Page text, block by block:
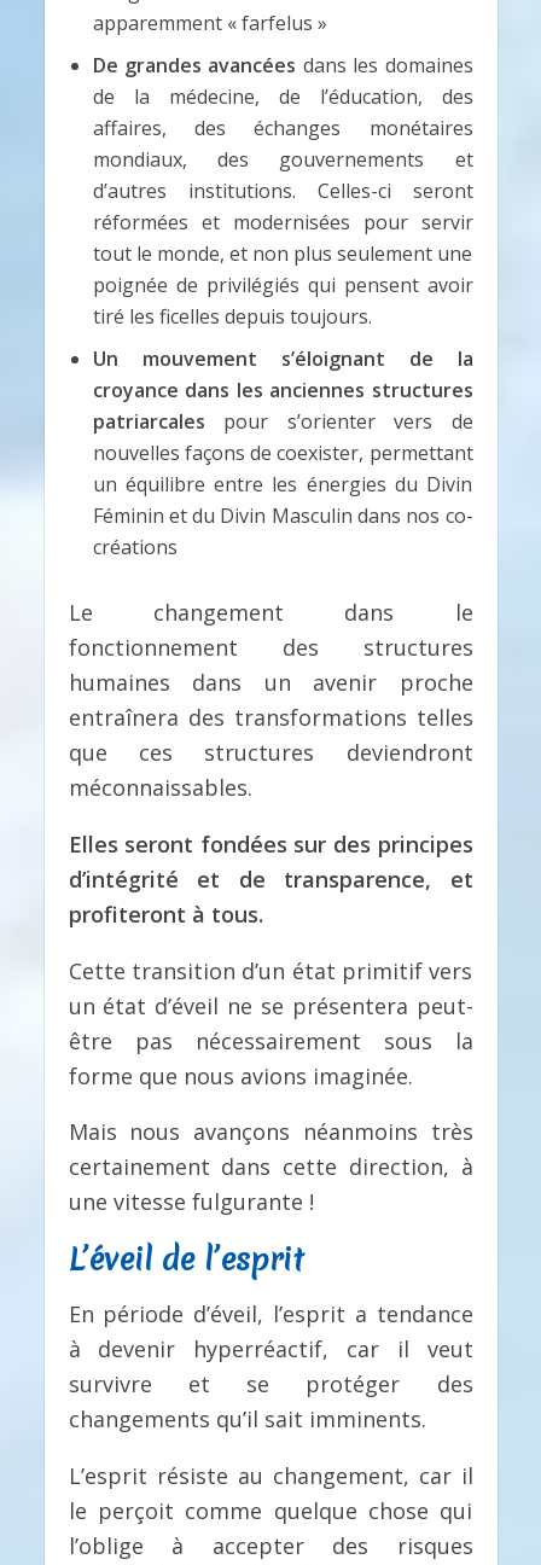
apparemment « farfelus »
De grandes avancées dans les domaines
de la médecine, de l’éducation, des
affaires, des échanges monétaires
mondiaux, des gouvernements et
d’autres institutions. Celles-ci seront
réformées et modernisées pour servir
tout le monde, et non plus seulement une
poignée de privilégiés qui pensent avoir
tiré les ficelles depuis toujours.
Un mouvement s’éloignant de la
croyance dans les anciennes structures
patriarcales pour s’orienter vers de
nouvelles façons de coexister, permettant
un équilibre entre les énergies du Divin
Féminin et du Divin Masculin dans nos co-
créations
Le changement dans le
fonctionnement des structures
humaines dans un avenir proche
entraînera des transformations telles
que ces structures deviendront
méconnaissables.
Elles seront fondées sur des principes
d’intégrité et de transparence, et
profiteront à tous.
Cette transition d’un état primitif vers
un état d’éveil ne se présentera peut-
être pas nécessairement sous la
forme que nous avions imaginée.
Mais nous avançons néanmoins très
certainement dans cette direction, à
une vitesse fulgurante !
L’éveil de l’esprit
En période d’éveil, l’esprit a tendance
à devenir hyperréactif, car il veut
survivre et se protéger des
changements qu’il sait imminents.
L’esprit résiste au changement, car il
le perçoit comme quelque chose qui
l’oblige à accepter des risques